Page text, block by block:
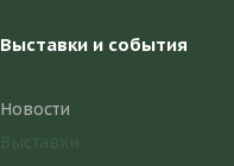
Выставки и события
Новости